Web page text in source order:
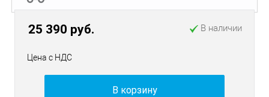
25 390 руб. В наличии
Цена с НДС
В корзину